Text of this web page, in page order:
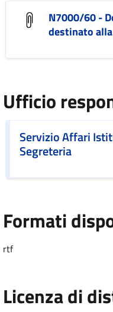
N7000/60 -
destinato alla
Ufficio
Servizio Affari
Segreteria
Formati
rtf
Licenza di